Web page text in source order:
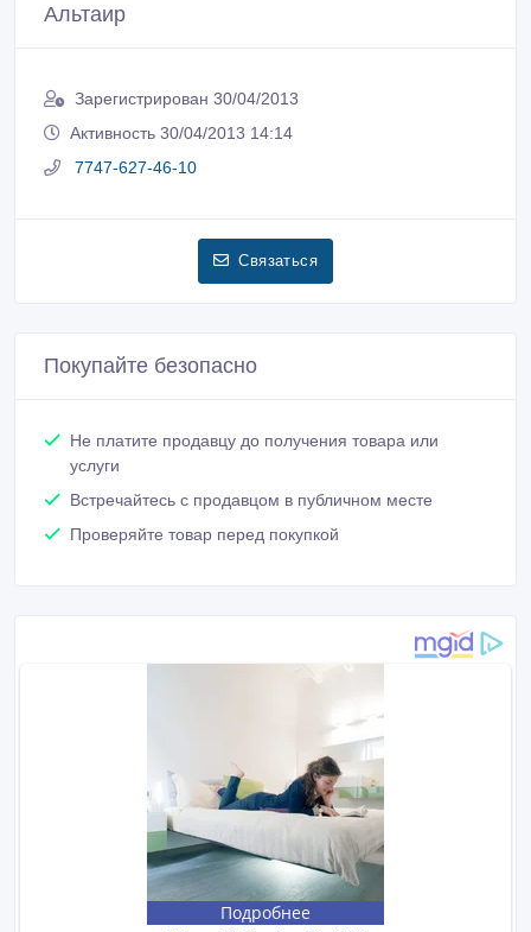
Альтаир
Зарегистрирован 30/04/2013
Активность 30/04/2013 14:14
7747-627-46-10
Связаться
Покупайте безопасно
Не платите продавцу до получения товара или
услуги
Встречайтесь с продавцом в публичном месте
Проверяйте товар перед покупкой